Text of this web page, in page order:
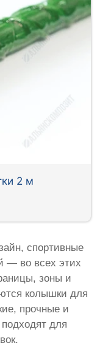
2 м
спортивные
— во всех этих
зоны и
колышки для
прочные и
для